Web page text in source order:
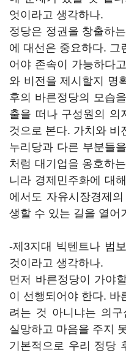
엇이라고 생각하나.
정당은 정권을 창출하
에 대선은 중요하다. 그
어야 존속이 가능하다
와 비전을 제시할지 명
후의 바른정당의 모습
출을 떠나 구성원의 의
것으로 본다. 가치와 비
누리당과 다른 부분들
처럼 대기업을 옹호하
니라 경제민주화에 대
에서도 자유시장경제
생할 수 있는 길을 열어
-제3지대 빅텐트나 범
것이라고 생각하나.
먼저 바른정당이 가야
이 선행되어야 한다. 바
려는 것 아니냐는 의구
실망하고 마음을 주지
기본적으로 우리 정당